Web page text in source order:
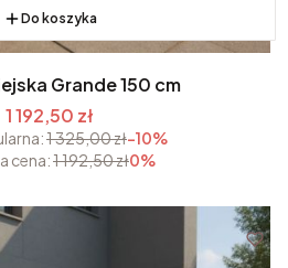
Do koszyka
Grande 150 cm
1 192,50 zł
1 325,00 zł-10%
cena:1 192,50 zł0%